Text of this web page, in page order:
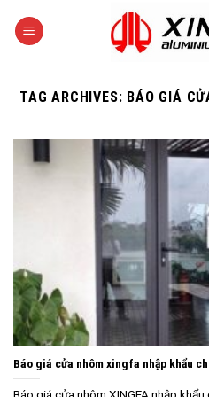
TAG ARCHIVES: BÁO GIÁ
Báo giá cửa nhôm xingfa nhập khẩu
Báo giá cửa nhôm XINGFA nhập